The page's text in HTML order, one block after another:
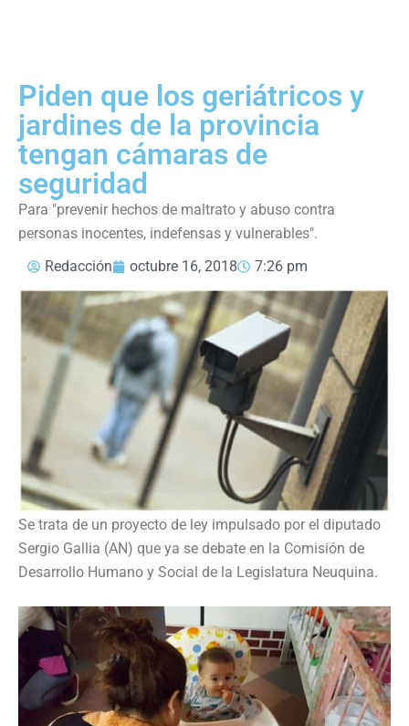
Piden que los geriátricos y
jardines de la provincia
tengan cámaras de
seguridad
Para "prevenir hechos de maltrato y abuso contra
personas inocentes, indefensas y vulnerables".
Redacción
octubre 16, 2018 7:26 pm
Se trata de un proyecto de ley impulsado por el diputado
Sergio Gallia (AN) que ya se debate en la Comisión de
Desarrollo Humano y Social de la Legislatura Neuquina.